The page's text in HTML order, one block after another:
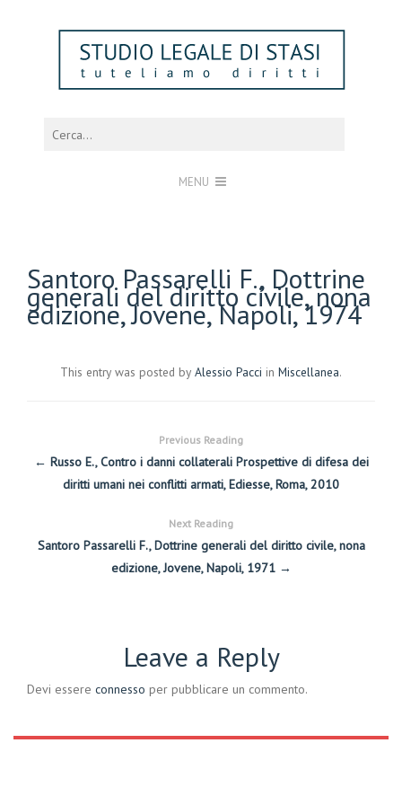
MENU
Santoro Passarelli F., Dottrine
generali del diritto civile, nona
edizione, Jovene, Napoli, 1974
This entry was posted by Alessio Pacci in Miscellanea.
Previous Reading
← Russo E., Contro i danni collaterali Prospettive di difesa dei
diritti umani nei conflitti armati, Ediesse, Roma, 2010
Next Reading
Santoro Passarelli F., Dottrine generali del diritto civile, nona
edizione, Jovene, Napoli, 1971 →
Leave a Reply
Devi essere connesso per pubblicare un commento.